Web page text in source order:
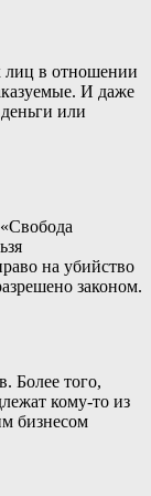
лиц в отношении
И даже
или
на убийст­во
законом.
Более того,
кому-то из
бизнесом